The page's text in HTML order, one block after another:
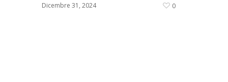
Dicembre 31, 2024 0